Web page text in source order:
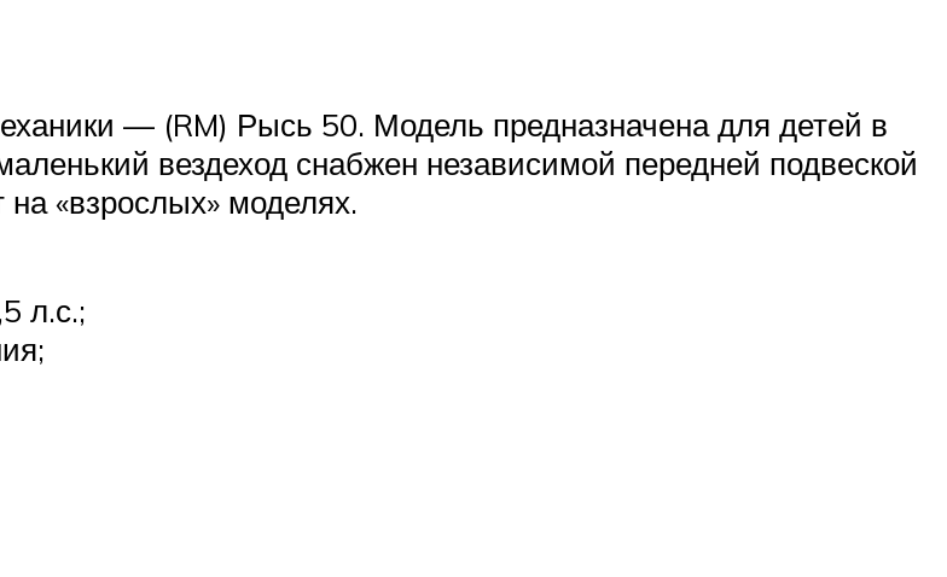
— (RM) Рысь 50. Модель предназначена для детей в
вездеход снабжен независимой передней подвеской
«взрослых» моделях.
л.с.;